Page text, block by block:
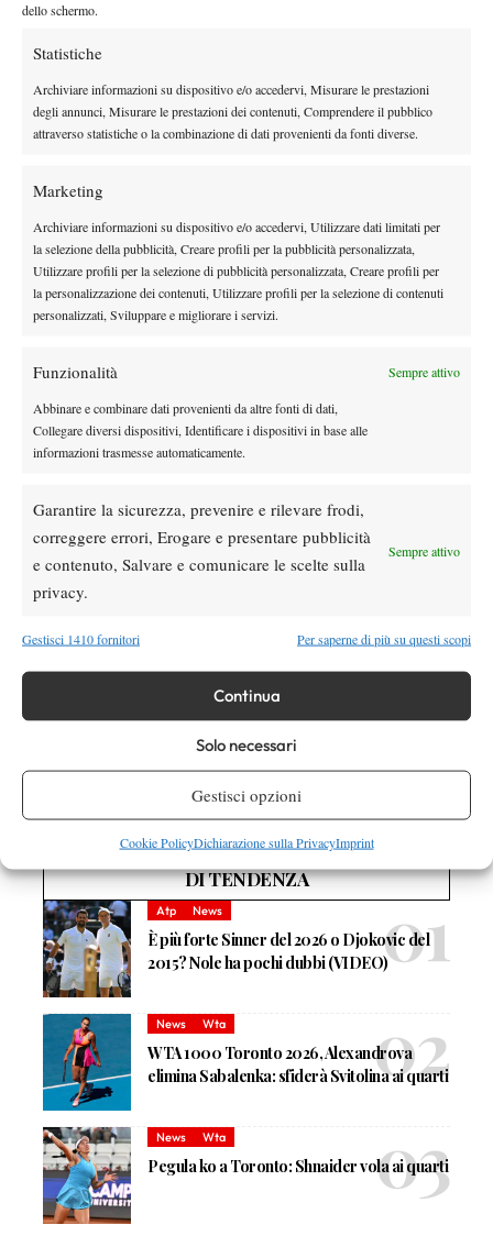
dello schermo.
Statistiche
Archiviare informazioni su dispositivo e/o accedervi, Misurare le prestazioni
degli annunci, Misurare le prestazioni dei contenuti, Comprendere il pubblico
attraverso statistiche o la combinazione di dati provenienti da fonti diverse.
Marketing
Archiviare informazioni su dispositivo e/o accedervi, Utilizzare dati limitati per
la selezione della pubblicità, Creare profili per la pubblicità personalizzata,
Utilizzare profili per la selezione di pubblicità personalizzata, Creare profili per
la personalizzazione dei contenuti, Utilizzare profili per la selezione di contenuti
personalizzati, Sviluppare e migliorare i servizi.
Funzionalità Sempre attivo
Abbinare e combinare dati provenienti da altre fonti di dati,
Collegare diversi dispositivi, Identificare i dispositivi in base alle
informazioni trasmesse automaticamente.
Garantire la sicurezza, prevenire e rilevare frodi,
correggere errori, Erogare e presentare pubblicità
e contenuto, Salvare e comunicare le scelte sulla
privacy.
Sempre attivo
Gestisci 1410 fornitori Per saperne di più su questi scopi
Continua
Solo necessari
Gestisci opzioni
Cookie PolicyDichiarazione sulla PrivacyImprint
Quaroni b. Paloschi 6-4 6-3. Semifinali: Borsatti b. Colombo 6-3
4ª tappa, Alte Groane Club Lentate sul Seveso
Singolare femminile. Quarti di finale: Querin b. Perego n.d.,
Roveda b. Galbiati 6-3 6-2. Semifinali: Querin b. Marcarini 6-3 6-
2, Benaglia b. Roveda n.d. Finale: Querin b. Benaglia 6-4 6-0.
LE CLASSIFICHE
I TOP 7: 1. Ceraolo 35 punti; 2. Sironi 30 punti; 3. Bruno 20
punti; 4. (parimerito) Bianchini, Fumagalli, Alfieri, Orsi 15 punti.
(parimerito) Lucchini, Querin, Roveda 20 punti.
IL MASTER ON-LINE Tutti i tabelloni, i risultati aggiornati, il
calendario dei tornei e le classifiche su
TAGGED:Master della Brianza Quarta categoria
Terza Categoria
Nessun commento
per inviare un commento.
DI TENDENZA
Atp News
È più forte Sinner del 2026 o Djokovic del
2015? Nole ha pochi dubbi (VIDEO)
News Wta
WTA 1000 Toronto 2026, Alexandrova
elimina Sabalenka: sfiderà Svitolina ai quarti
News Wta
Pegula ko a Toronto: Shnaider vola ai quarti